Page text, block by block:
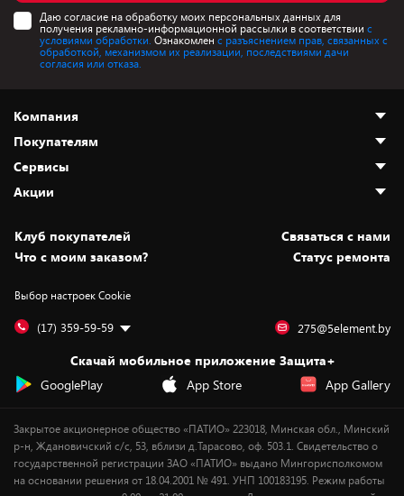
Даю согласие на обработку моих персональных данных для
получения рекламно-информационной рассылки в соответствии с
условиями обработки. Ознакомлен с разъяснением прав, связанных с
обработкой, механизмом их реализации, последствиями дачи
согласия или отказа.
Компания
О нас
Адреса магазинов
Новости
Статьи и обзоры
Вакансии
Дай пять добру!
Покупателям
Как сделать заказ
Оплата и доставка
Безналичный расчёт
Обмен и возврат товара
Обработка персональных данных
Подарочные карты
Сервисы
Установка техники
Для игровых консолей
Для мобильных устройств
Для компьютеров
Сервисные центры
Акции
Скидки и промокоды
Белорусские товары
Бонусы
Оплата частями
Уценка
Клуб покупателей
Cвязаться с нами
Что с моим заказом?
Статус ремонта
Выбор настроек Cookie
(17) 359-59-59 275@5element.by
Скачай мобильное приложение Защита+
GooglePlay
App Store App Gallery
Закрытое акционерное общество «ПАТИО» 223018, Минская обл., Минский
р-н, Ждановичский с/с, 53, вблизи д.Тарасово, оф. 503.1. Свидетельство о
государственной регистрации ЗАО «ПАТИО» выдано Мингорисполкомом
на основании решения от 18.04.2001 № 491. УНП 100183195. Режим работы